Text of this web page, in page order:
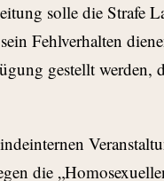
solle die Strafe
Fehlverhalten
gestellt werden,
die